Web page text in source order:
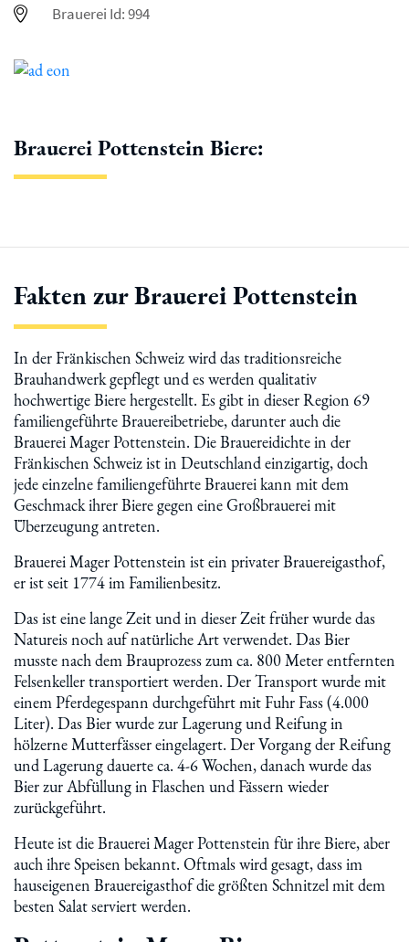
Brauerei Id: 994
Brauerei Pottenstein Biere:
Fakten zur Brauerei Pottenstein
In der Fränkischen Schweiz wird das traditionsreiche
Brauhandwerk gepflegt und es werden qualitativ
hochwertige Biere hergestellt. Es gibt in dieser Region 69
familiengeführte Brauereibetriebe, darunter auch die
Brauerei Mager Pottenstein. Die Brauereidichte in der
Fränkischen Schweiz ist in Deutschland einzigartig, doch
jede einzelne familiengeführte Brauerei kann mit dem
Geschmack ihrer Biere gegen eine Großbrauerei mit
Überzeugung antreten.
Brauerei Mager Pottenstein ist ein privater Brauereigasthof,
er ist seit 1774 im Familienbesitz.
Das ist eine lange Zeit und in dieser Zeit früher wurde das
Natureis noch auf natürliche Art verwendet. Das Bier
musste nach dem Brauprozess zum ca. 800 Meter entfernten
Felsenkeller transportiert werden. Der Transport wurde mit
einem Pferdegespann durchgeführt mit Fuhr Fass (4.000
Liter). Das Bier wurde zur Lagerung und Reifung in
hölzerne Mutterfässer eingelagert. Der Vorgang der Reifung
und Lagerung dauerte ca. 4-6 Wochen, danach wurde das
Bier zur Abfüllung in Flaschen und Fässern wieder
zurückgeführt.
Heute ist die Brauerei Mager Pottenstein für ihre Biere, aber
auch ihre Speisen bekannt. Oftmals wird gesagt, dass im
hauseigenen Brauereigasthof die größten Schnitzel mit dem
besten Salat serviert werden.